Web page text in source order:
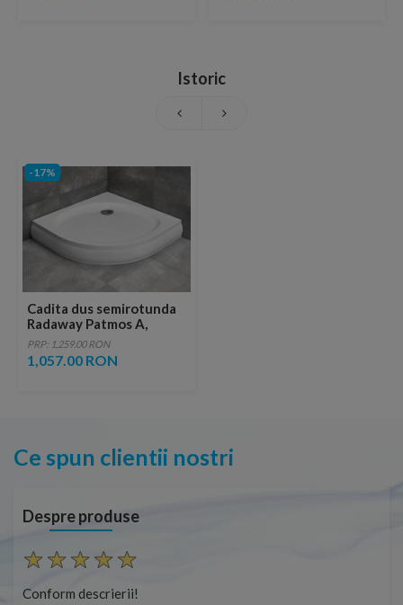
Istoric
-17%
Cadita dus semirotunda
Radaway Patmos A,
800x800 mm, panou
inclus
PRP: 1,259.00 RON
1,057.00 RON
Ce spun clientii nostri
Despre produse
Conform descrierii!